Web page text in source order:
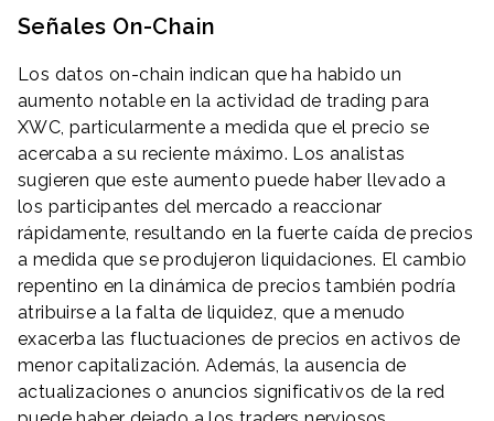
Señales On-Chain
Los datos on-chain indican que ha habido un
aumento notable en la actividad de trading para
XWC, particularmente a medida que el precio se
acercaba a su reciente máximo. Los analistas
sugieren que este aumento puede haber llevado a
los participantes del mercado a reaccionar
rápidamente, resultando en la fuerte caída de precios
a medida que se produjeron liquidaciones. El cambio
repentino en la dinámica de precios también podría
atribuirse a la falta de liquidez, que a menudo
exacerba las fluctuaciones de precios en activos de
menor capitalización. Además, la ausencia de
actualizaciones o anuncios significativos de la red